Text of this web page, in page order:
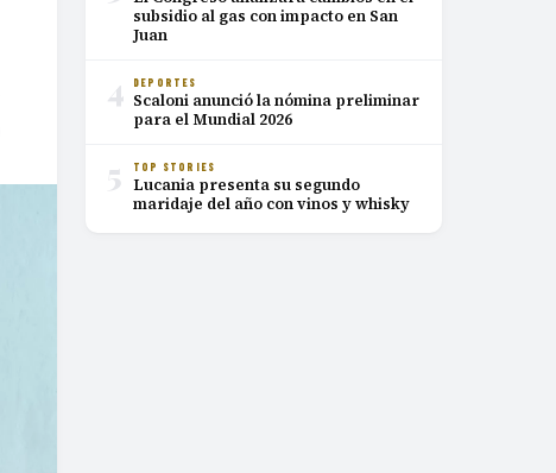
subsidio al gas con impacto en San
Juan
4 DEPORTES
Scaloni anunció la nómina preliminar
para el Mundial 2026
5 TOP STORIES
Lucania presenta su segundo
maridaje del año con vinos y whisky